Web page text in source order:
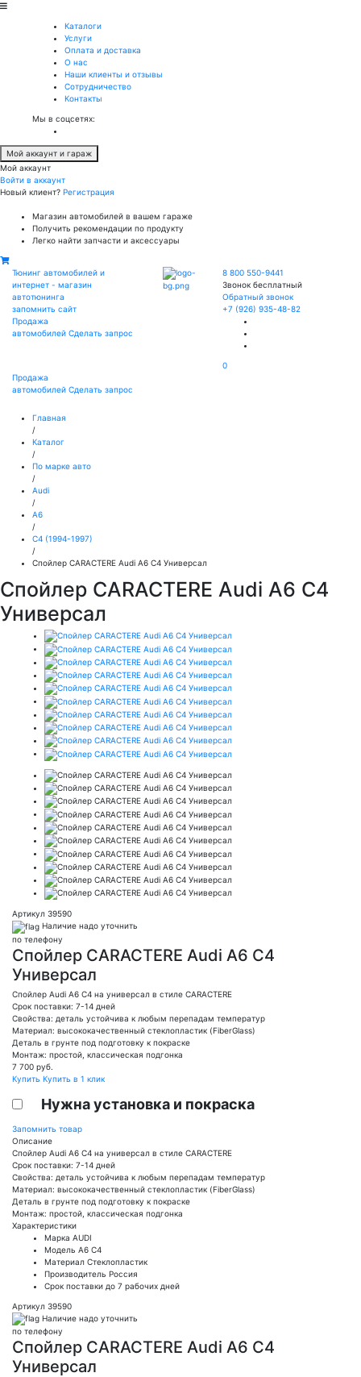
Каталоги
Услуги
Оплата и доставка
О нас
Наши клиенты и отзывы
Сотрудничество
Контакты
Мы в соцсетях:
Мой аккаунт и гараж
Мой аккаунт
Войти в аккаунт
Новый клиент? Регистрация
Магазин автомобилей в вашем гараже
Получить рекомендации по продукту
Легко найти запчасти и аксессуары
Тюнинг автомобилей и
интернет - магазин
автотюнинга
запомнить сайт
Продажа
автомобилей Сделать запрос
8 800 550-9441
Звонок бесплатный
Обратный звонок
+7 (926) 935-48-82
0
Продажа
автомобилей Сделать запрос
Главная
/
Каталог
/
По марке авто
/
Audi
/
A6
/
C4 (1994-1997)
/
Спойлер CARACTERE Audi A6 C4 Универсал
Спойлер CARACTERE Audi A6 C4
Универсал
Артикул 39590
Наличие надо уточнить
по телефону
Спойлер CARACTERE Audi A6 C4
Универсал
Спойлер Audi A6 C4 на универсал в стиле CARACTERE
Срок поставки: 7-14 дней
Свойства: деталь устойчива к любым перепадам температур
Материал: высококачественный стеклопластик (FiberGlass)
Деталь в грунте под подготовку к покраске
Монтаж: простой, классическая подгонка
7 700 руб.
Купить Купить в 1 клик
Нужна установка и покраска
Запомнить товар
Описание
Спойлер Audi A6 C4 на универсал в стиле CARACTERE
Срок поставки: 7-14 дней
Свойства: деталь устойчива к любым перепадам температур
Материал: высококачественный стеклопластик (FiberGlass)
Деталь в грунте под подготовку к покраске
Монтаж: простой, классическая подгонка
Характеристики
Марка AUDI
Модель A6 C4
Материал Стеклопластик
Производитель Россия
Срок поставки до 7 рабочих дней
Артикул 39590
Наличие надо уточнить
по телефону
Спойлер CARACTERE Audi A6 C4
Универсал